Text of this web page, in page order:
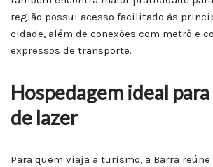
região possui acesso facilitado às
cidade, além de conexões com metrô e
expressos de transporte.
Hospedagem ideal
de lazer
Para quem viaja a turismo, a Barra